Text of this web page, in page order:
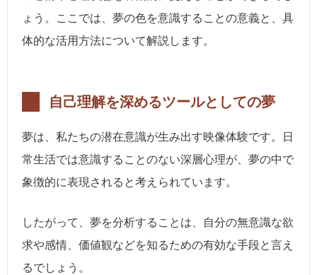
ょう。ここでは、夢の色を意識することの意義と、具
体的な活用方法について解説します。
自己理解を深めるツールとしての夢
夢は、私たちの潜在意識が生み出す映像体験です。日
常生活では意識することのない深層心理が、夢の中で
象徴的に表現されると考えられています。
したがって、夢を分析することは、自分の無意識な欲
求や感情、価値観などを知るための有効な手段と言え
るでしょう。